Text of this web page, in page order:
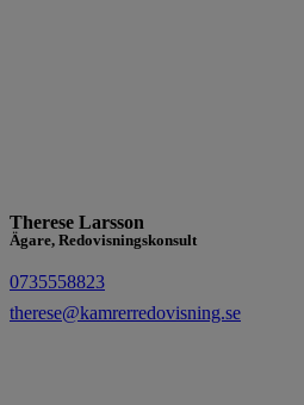
Therese Larsson
Ägare, Redovisningskonsult
0735558823
therese@kamrerredovisning.se